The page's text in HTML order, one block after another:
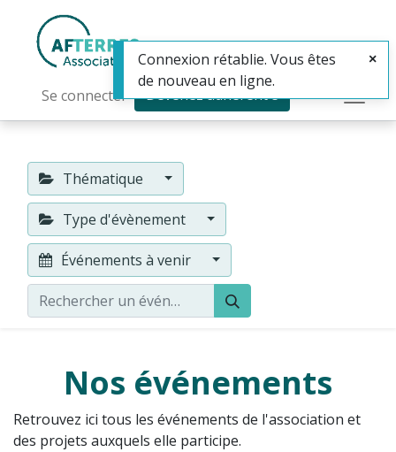
Se connecter Devenez adhérent·e
Thématique
Type d'évènement
Événements à venir
Nos événements
Retrouvez ici tous les événements de l'association et
des projets auxquels elle participe.
Connexion rétablie. Vous êtes
de nouveau en ligne.